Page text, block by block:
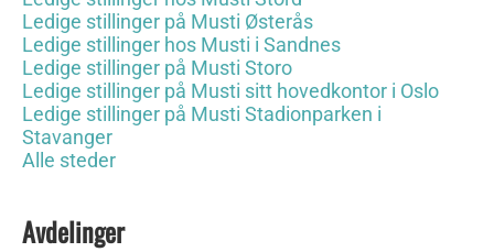
Ledige stillinger på Musti Østerås
Ledige stillinger hos Musti i Sandnes
Ledige stillinger på Musti Storo
Ledige stillinger på Musti sitt hovedkontor i Oslo
Ledige stillinger på Musti Stadionparken i
Stavanger
Alle steder
Avdelinger